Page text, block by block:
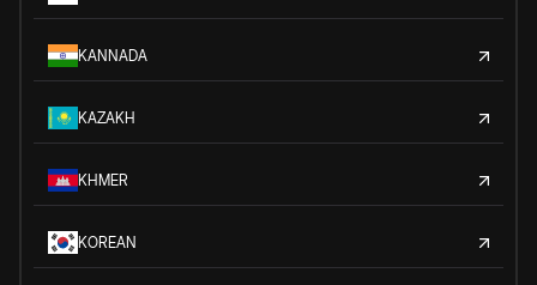
KANNADA
KAZAKH
KHMER
KOREAN